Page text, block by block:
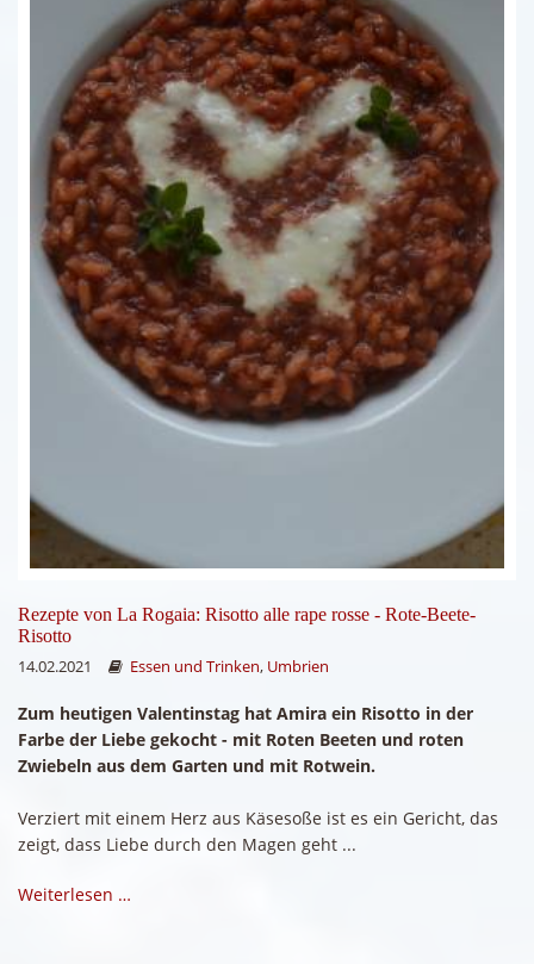
Rezepte von La Rogaia: Risotto alle rape rosse - Rote-Beete-
Risotto
14.02.2021
Essen und Trinken, Umbrien
Zum heutigen Valentinstag hat Amira ein Risotto in der
Farbe der Liebe gekocht - mit Roten Beeten und roten
Zwiebeln aus dem Garten und mit Rotwein.
Verziert mit einem Herz aus Käsesoße ist es ein Gericht, das
zeigt, dass Liebe durch den Magen geht ...
Weiterlesen …